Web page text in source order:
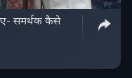
समर्थक कैसे